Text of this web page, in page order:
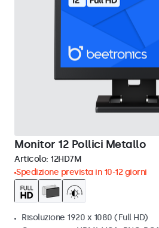
Monitor 12 Pollici Metallo
Articolo: 12HD7M
Spedizione prevista in 10-12 giorni
Risoluzione 1920 x 1080 (Full HD)